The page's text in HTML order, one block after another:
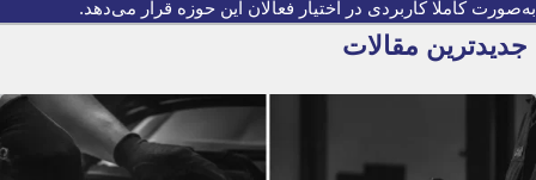
به‌صورت کاملا کاربردی در اختیار فعالان این حوزه قرار می‌دهد.
جدیدترین مقالات